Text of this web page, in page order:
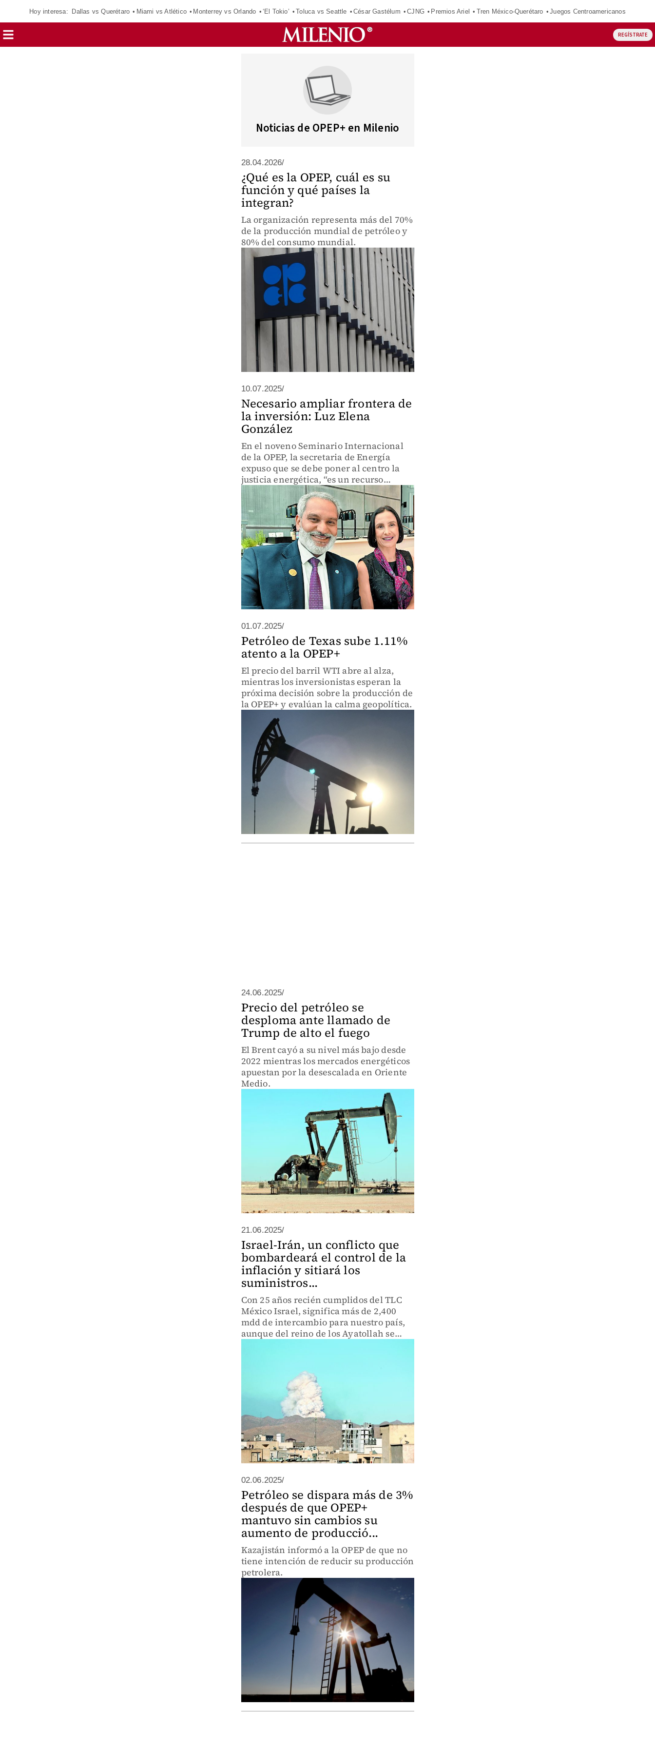
Hoy interesa: Dallas vs Querétaro Miami vs Atlético Monterrey vs Orlando ‘El Tokio’ Toluca vs Seattle César Gastélum CJNG Premios Ariel Tren México-Querétaro Juegos Centroamericanos
REGÍSTRATE
Noticias de OPEP+ en Milenio
28.04.2026/
¿Qué es la OPEP, cuál es su
función y qué países la
integran?
La organización representa más del 70%
de la producción mundial de petróleo y
80% del consumo mundial.
10.07.2025/
Necesario ampliar frontera de
la inversión: Luz Elena
González
En el noveno Seminario Internacional
de la OPEP, la secretaria de Energía
expuso que se debe poner al centro la
justicia energética, “es un recurso
estratégico par el desarrollo”
01.07.2025/
Petróleo de Texas sube 1.11%
atento a la OPEP+
El precio del barril WTI abre al alza,
mientras los inversionistas esperan la
próxima decisión sobre la producción de
la OPEP+ y evalúan la calma geopolítica.
24.06.2025/
Precio del petróleo se
desploma ante llamado de
Trump de alto el fuego
El Brent cayó a su nivel más bajo desde
2022 mientras los mercados energéticos
apuestan por la desescalada en Oriente
Medio.
21.06.2025/
Israel-Irán, un conflicto que
bombardeará el control de la
inflación y sitiará los
suministros...
Con 25 años recién cumplidos del TLC
México Israel, significa más de 2,400
mdd de intercambio para nuestro país,
aunque del reino de los Ayatollah se
02.06.2025/
Petróleo se dispara más de 3%
después de que OPEP+
mantuvo sin cambios su
aumento de producció...
Kazajistán informó a la OPEP de que no
tiene intención de reducir su producción
petrolera.